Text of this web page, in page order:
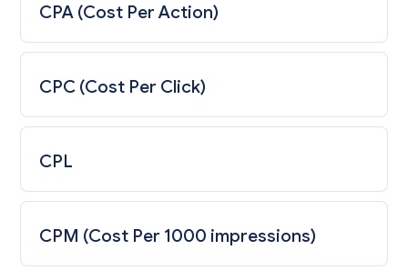
CPA (Cost Per Action)
CPC (Cost Per Click)
CPL
CPM (Cost Per 1000 impressions)